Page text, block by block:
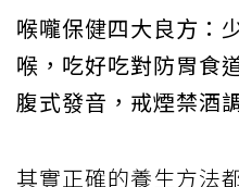
喉嚨保健四大良方：
喉，吃好吃對防胃食
腹式發音，戒煙禁酒
其實正確的養生方法